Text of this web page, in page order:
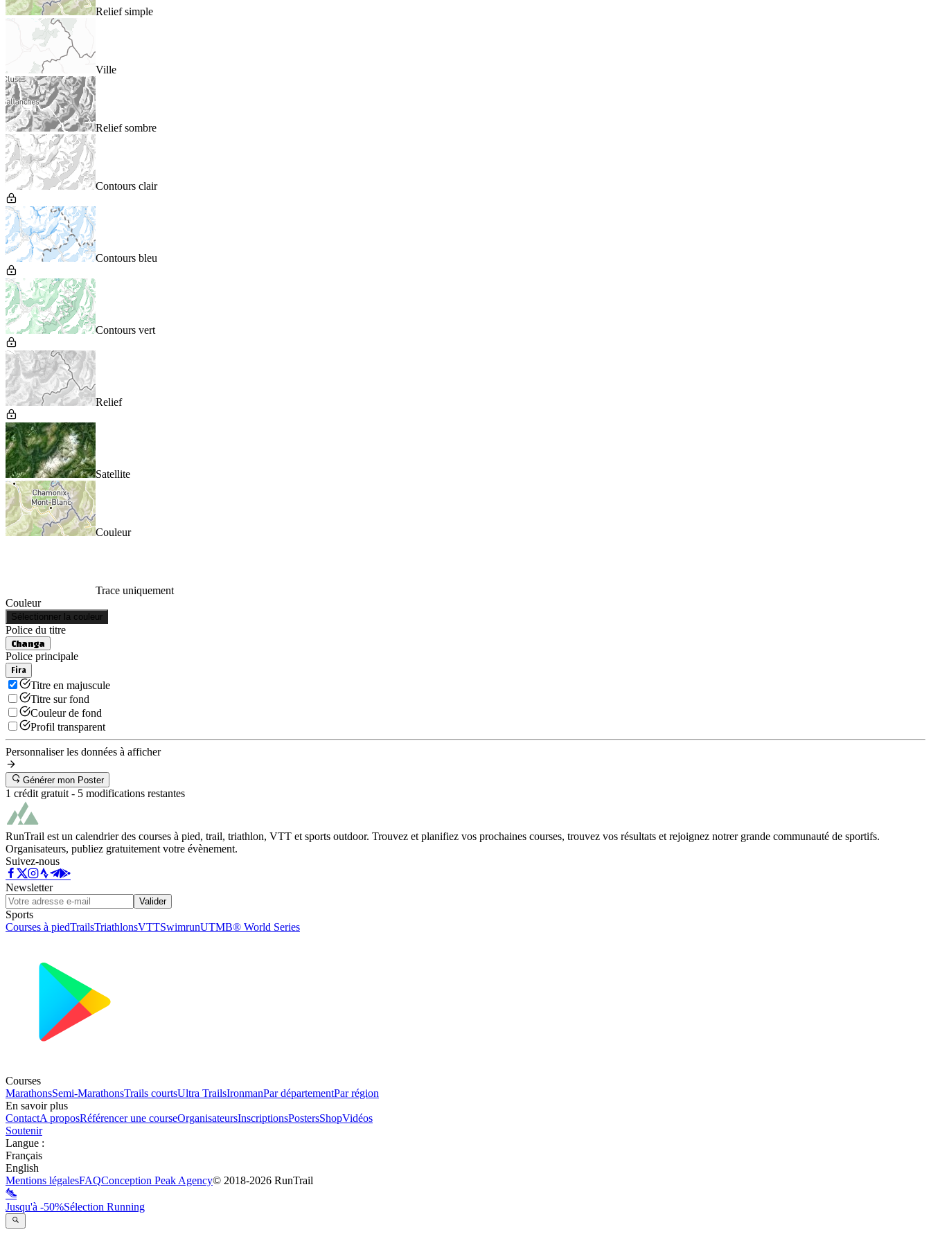
Relief simple
Ville
Relief sombre
Contours clair
Contours bleu
Contours vert
Relief
Satellite
Couleur
Trace uniquement
Couleur
Sélectionner la couleur
Police du titre
Changa
Police principale
Fira
Titre en majuscule
Titre sur fond
Couleur de fond
Profil transparent
Personnaliser les données à afficher
Générer mon Poster
1 crédit gratuit - 5 modifications restantes
RunTrail est un calendrier des courses à pied, trail, triathlon, VTT et sports outdoor. Trouvez et planifiez vos prochaines courses, trouvez vos résultats et rejoignez notrer grande communauté de sportifs.
Organisateurs, publiez gratuitement votre évènement.
Suivez-nous
Newsletter
Valider
Sports
Courses à piedTrailsTriathlonsVTTSwimrunUTMB® World Series
Courses
MarathonsSemi-MarathonsTrails courtsUltra TrailsIronmanPar départementPar région
En savoir plus
ContactA proposRéférencer une courseOrganisateursInscriptionsPostersShopVidéos
Soutenir
Langue :
Français
English
Mentions légalesFAQConception Peak Agency© 2018-2026 RunTrail
Jusqu'à -50%Sélection Running